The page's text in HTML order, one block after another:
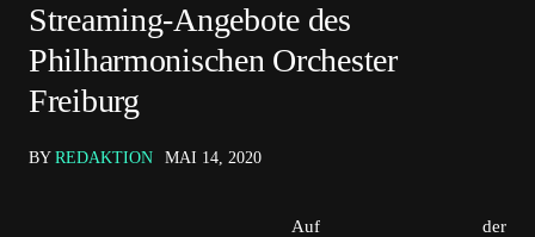
Streaming-Angebote des
Philharmonischen Orchester
Freiburg
BY REDAKTION MAI 14, 2020
Auf der